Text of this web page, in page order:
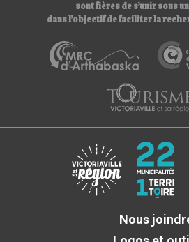
sont fières de s’unir sous
dans l’objectif de faciliter la
Nous